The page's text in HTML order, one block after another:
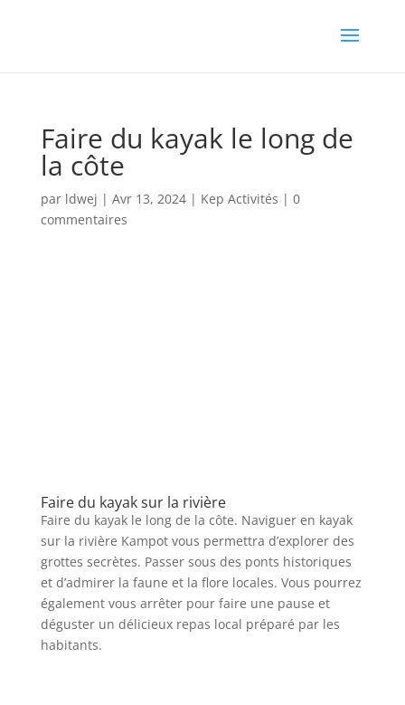
Faire du kayak le long de
la côte
par ldwej | Avr 13, 2024| Kep Activités | 0
commentaires
Faire du kayak sur la rivière
Faire du kayak le long de la côte. Naviguer en kayak
sur la rivière Kampot vous permettra d’explorer des
grottes secrètes. Passer sous des ponts historiques
et d’admirer la faune et la flore locales. Vous pourrez
également vous arrêter pour faire une pause et
déguster un délicieux repas local préparé par les
habitants.